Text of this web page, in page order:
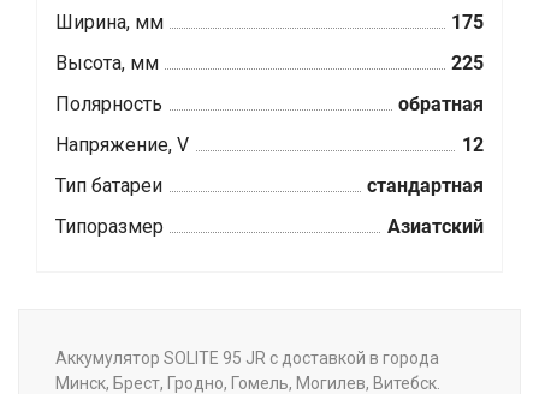
Ширина, мм
175
Высота, мм
225
Полярность
обратная
Напряжение, V
12
Тип батареи
стандартная
Типоразмер
Азиатский
Аккумулятор SOLITE 95 JR с доставкой в города
Минск, Брест, Гродно, Гомель, Могилев, Витебск.